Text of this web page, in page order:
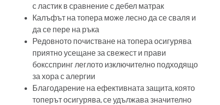
с ластик в сравнение с дебел матрак
Калъфът на топера може лесно да се сваля и
да се пере на ръка
Редовното почистване на топера осигурява
приятно усещане за свежест и прави
боксспринг леглото изключително подходящо
за хора с алергии
Благодарение на ефективната защита, която
топерът осигурява, се удължава значително